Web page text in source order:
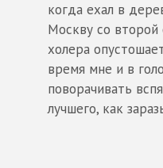
когда ехал в
Москву со второй
холера
время мне и в
поворачивать
лучшего, как